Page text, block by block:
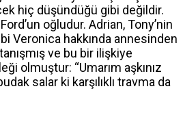
hiç düşündüğü gibi değildir.
oğludur. Adrian, Tony’nin
Veronica hakkında annesinden
ve bu bir ilişkiye
olmuştur: “Umarım aşkınız
salar ki karşılıklı travma da